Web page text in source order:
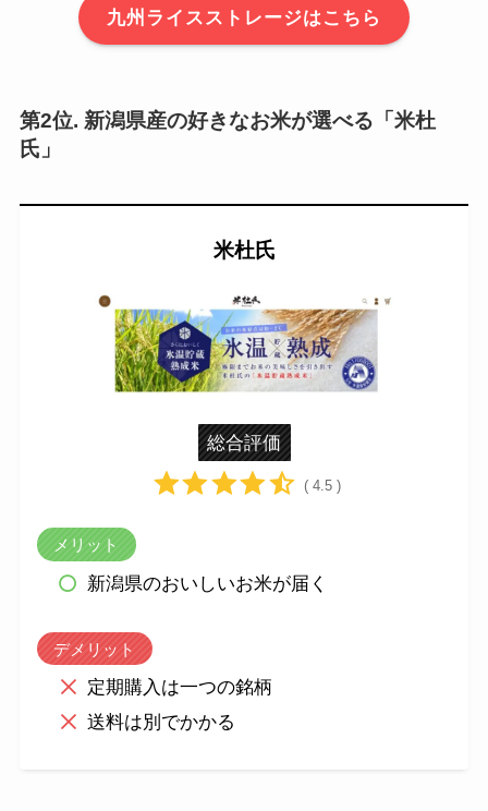
九州ライスストレージはこちら
第2位. 新潟県産の好きなお米が選べる「米杜
氏」
米杜氏
総合評価
( 4.5 )
メリット
新潟県のおいしいお米が届く
デメリット
定期購入は一つの銘柄
送料は別でかかる